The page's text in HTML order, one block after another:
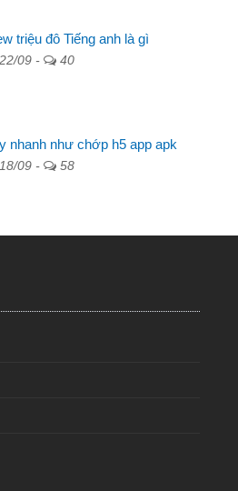
trả
triệu đô Tiếng anh là gì
09 - 40
nhanh như chớp h5 app apk
09 - 58